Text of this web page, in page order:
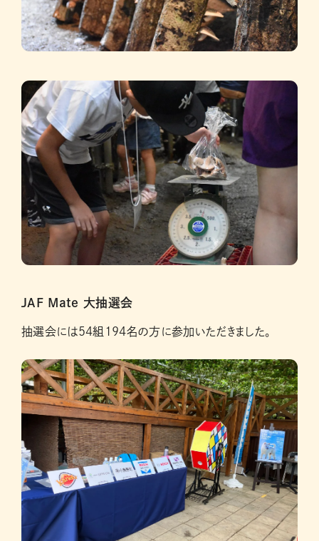
JAF Mate 大抽選会
抽選会には54組194名の方に参加いただきました。